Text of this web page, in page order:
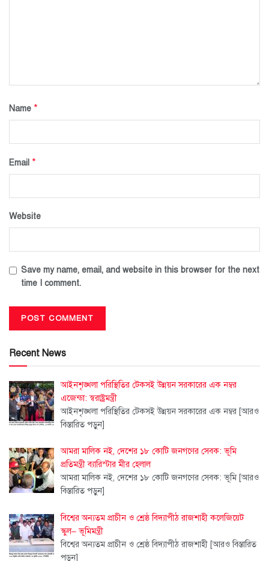
Name *
Email *
Website
Save my name, email, and website in this browser for the next
time I comment.
Recent News
আইনশৃঙ্খলা পরিস্থিতির টেকসই উন্নয়ন সরকারের এক নম্বর
এজেন্ডা: স্বরাষ্ট্রমন্ত্রী
আইনশৃঙ্খলা পরিস্থিতির টেকসই উন্নয়ন সরকারের এক নম্বর [আরও
বিস্তারিত পড়ুন]
আমরা মালিক নই, দেশের ১৮ কোটি জনগণের সেবক: ভূমি
প্রতিমন্ত্রী ব্যারিস্টার মীর হেলাল
আমরা মালিক নই, দেশের ১৮ কোটি জনগণের সেবক: ভূমি [আরও
বিস্তারিত পড়ুন]
বিশ্বের অন্যতম প্রাচীন ও শ্রেষ্ঠ বিদ্যাপীঠ রাজশাহী কলেজিয়েট
স্কুল– ভূমিমন্ত্রী
বিশ্বের অন্যতম প্রাচীন ও শ্রেষ্ঠ বিদ্যাপীঠ রাজশাহী [আরও বিস্তারিত
পড়ুন]